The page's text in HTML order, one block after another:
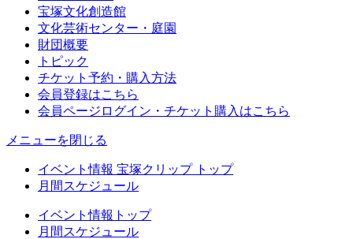
宝塚文化創造館
文化芸術センター・庭園
財団概要
トピック
チケット予約・購入方法
会員登録はこちら
会員ページログイン・チケット購入はこちら
メニューを閉じる
イベント情報 宝塚クリップ トップ
月間スケジュール
イベント情報トップ
月間スケジュール